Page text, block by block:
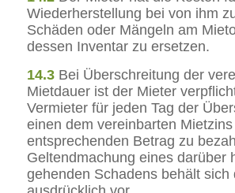
Wiederherstellung bei von ihm
Schäden oder Mängeln am
dessen Inventar zu ersetzen.
14.3 Bei Überschreitung der
Mietdauer ist der Mieter
Vermieter für jeden Tag der
einen dem vereinbarten Mietzins
entsprechenden Betrag zu
Geltendmachung eines darüber
gehenden Schadens behält sich